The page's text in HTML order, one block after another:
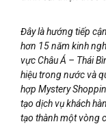
Đây là hướng tiếp
hơn 15 năm kinh
vực Châu Á – Thái
hiệu trong nước và
hợp Mystery
tạo dịch vụ khách
tạo thành một vòng